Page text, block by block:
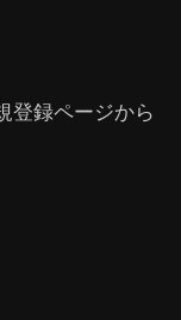
登録ページから